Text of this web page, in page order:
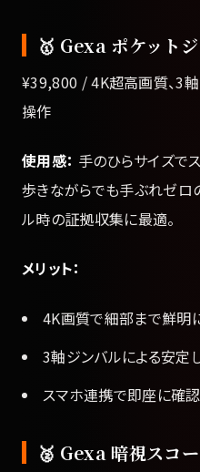
🥇 Gexa ポケット
¥39,800 / 4K超高画質、3
操作
使用感： 手のひらサイズで
歩きながらでも手ぶれゼロ
ル時の証拠収集に最適。
メリット：
4K画質で細部まで鮮明
3軸ジンバルによる安定
スマホ連携で即座に確
🥈 Gexa 暗視スコ